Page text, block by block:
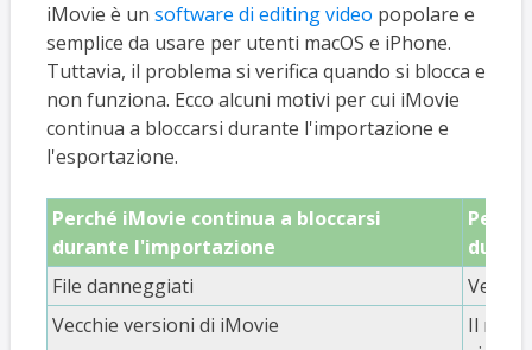
iMovie è un software di editing video popolare e
semplice da usare per utenti macOS e iPhone.
Tuttavia, il problema si verifica quando si blocca e
non funziona. Ecco alcuni motivi per cui iMovie
continua a bloccarsi durante l'importazione e
l'esportazione.
Perché iMovie continua a bloccarsi
durante l'importazione
File danneggiati
Vecchie versioni di iMovie
Il